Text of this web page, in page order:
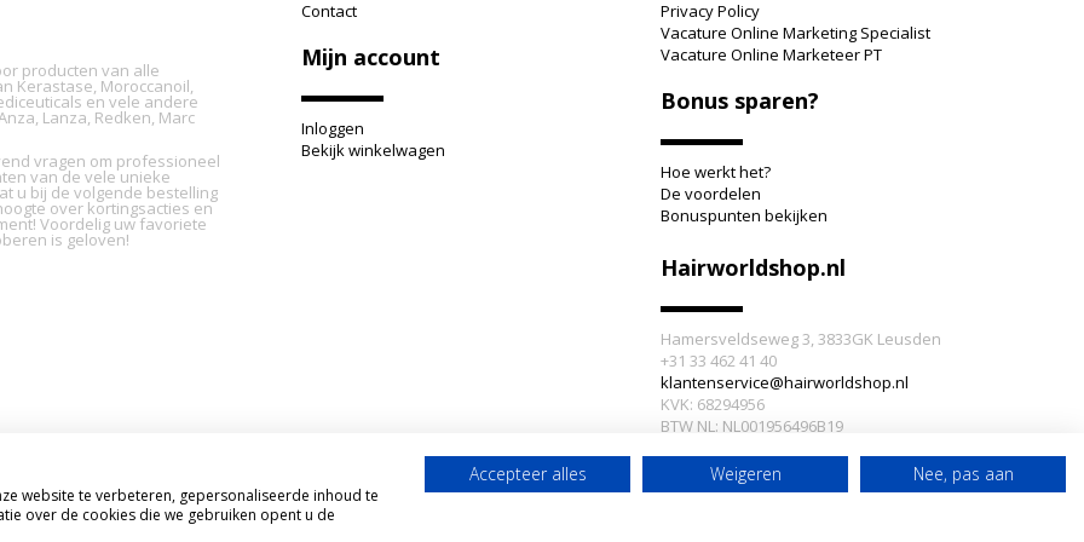
producten van alle
Kerastase, Moroccanoil,
en vele andere
Lanza, Redken, Marc
vragen om professioneel
van de vele unieke
u bij de volgende bestelling
over kortingsacties en
Voordelig uw favoriete
is geloven!
Contact
Mijn account
Inloggen
Bekijk winkelwagen
Privacy Policy
Vacature Online Marketing Specialist
Vacature Online Marketeer PT
Bonus sparen?
Hoe werkt het?
De voordelen
Bonuspunten bekijken
Hairworldshop.nl
Hamersveldseweg 3, 3833GK Leusden
+31 33 462 41 40
klantenservice@hairworldshop.nl
KVK: 68294956
BTW NL: NL001956496B19
website te verbeteren, gepersonaliseerde inhoud te
over de cookies die we gebruiken opent u de
Accepteer alles Weigeren Nee, pas aan